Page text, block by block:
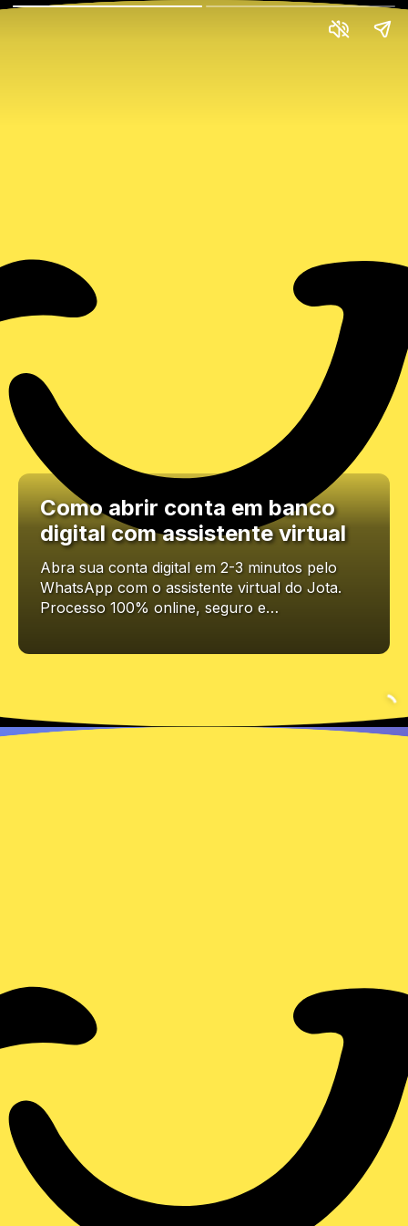
Como abrir conta em banco
digital com assistente virtual
Abra sua conta digital em 2-3 minutos pelo
WhatsApp com o assistente virtual do Jota.
Processo 100% online, seguro e…